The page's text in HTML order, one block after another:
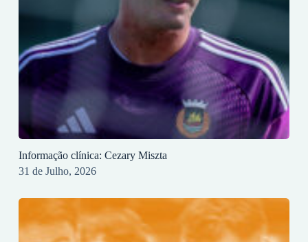
Informação clínica: Cezary Miszta
31 de Julho, 2026